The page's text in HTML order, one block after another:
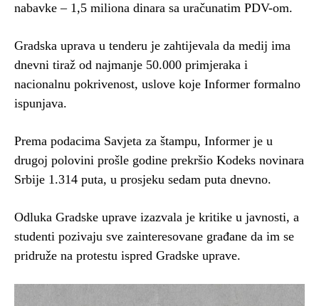
nabavke – 1,5 miliona dinara sa uračunatim PDV-om.
Gradska uprava u tenderu je zahtijevala da medij ima
dnevni tiraž od najmanje 50.000 primjeraka i
nacionalnu pokrivenost, uslove koje Informer formalno
ispunjava.
Prema podacima Savjeta za štampu, Informer je u
drugoj polovini prošle godine prekršio Kodeks novinara
Srbije 1.314 puta, u prosjeku sedam puta dnevno.
Odluka Gradske uprave izazvala je kritike u javnosti, a
studenti pozivaju sve zainteresovane građane da im se
pridruže na protestu ispred Gradske uprave.